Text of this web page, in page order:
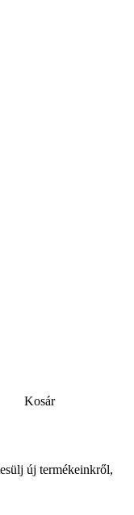
Kosár
új termékeinkről,